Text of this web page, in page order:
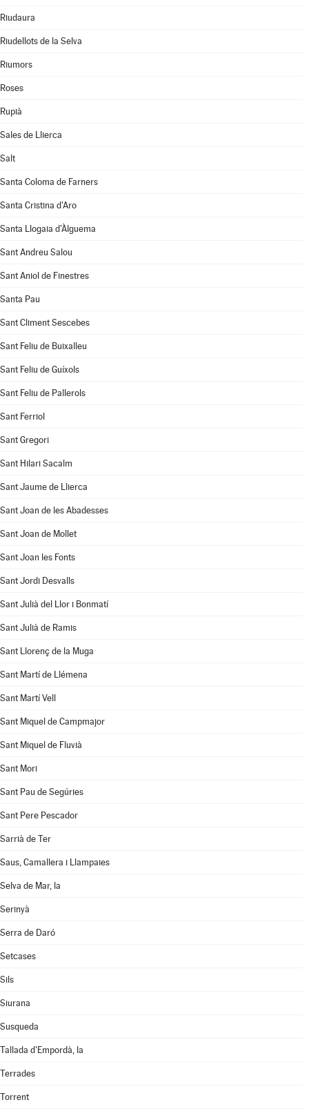
Riudaura
Riudellots de la Selva
Riumors
Roses
Rupià
Sales de Llierca
Salt
Santa Coloma de Farners
Santa Cristina d'Aro
Santa Llogaia d'Àlguema
Sant Andreu Salou
Sant Aniol de Finestres
Santa Pau
Sant Climent Sescebes
Sant Feliu de Buixalleu
Sant Feliu de Guíxols
Sant Feliu de Pallerols
Sant Ferriol
Sant Gregori
Sant Hilari Sacalm
Sant Jaume de Llierca
Sant Joan de les Abadesses
Sant Joan de Mollet
Sant Joan les Fonts
Sant Jordi Desvalls
Sant Julià del Llor i Bonmatí
Sant Julià de Ramis
Sant Llorenç de la Muga
Sant Martí de Llémena
Sant Martí Vell
Sant Miquel de Campmajor
Sant Miquel de Fluvià
Sant Mori
Sant Pau de Segúries
Sant Pere Pescador
Sarrià de Ter
Saus, Camallera i Llampaies
Selva de Mar, la
Serinyà
Serra de Daró
Setcases
Sils
Siurana
Susqueda
Tallada d'Empordà, la
Terrades
Torrent